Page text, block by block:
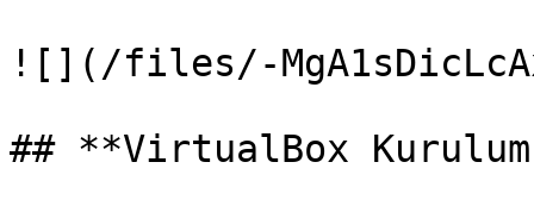
![](/files/-
## **VirtualBox